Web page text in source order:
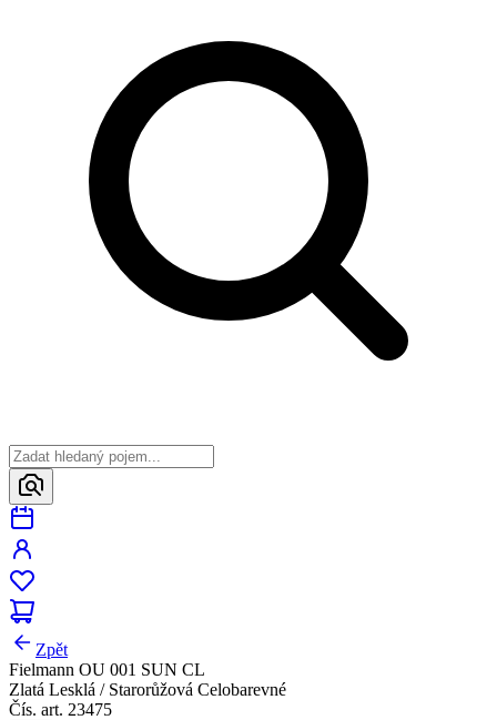
Zpět
Fielmann OU 001 SUN CL
Zlatá Lesklá / Starorůžová Celobarevné
Čís. art. 23475